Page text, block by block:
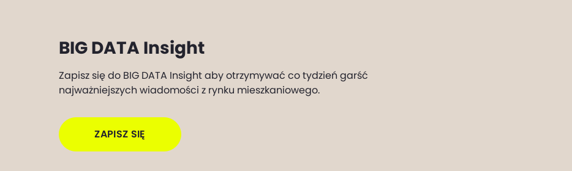
BIG DATA Insight
Zapisz się do BIG DATA Insight aby otrzymywać co tydzień garść
najważniejszych wiadomości z rynku mieszkaniowego.
ZAPISZ SIĘ